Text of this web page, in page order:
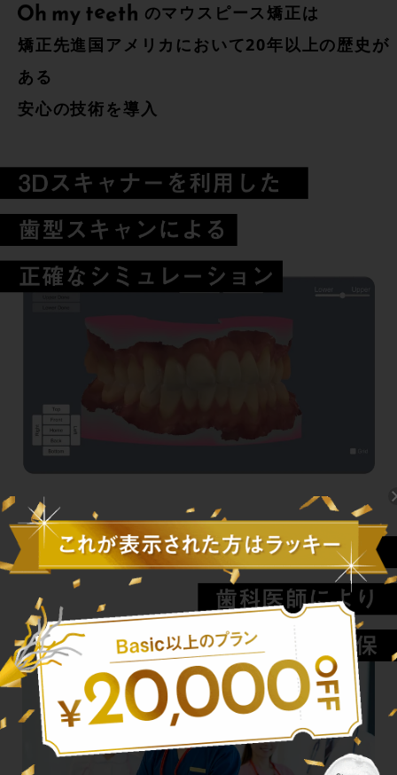
のマウスピース矯正は
矯正先進国アメリカにおいて20年以上の歴史が
ある
安心の技術を導入